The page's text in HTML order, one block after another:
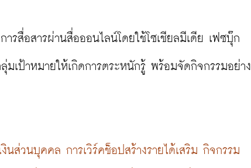
รสื่อสารผ่านสื่อออนไลน์โดยใช้โซเชียลมีเดีย เฟซบุ๊ก
มเป้าหมายให้เกิดการตระหนักรู้ พร้อมจัดกิจกรรมอย่าง
ส่วนบุคคล การเวิร์คช็อปสร้างรายได้เสริม กิจกรรม